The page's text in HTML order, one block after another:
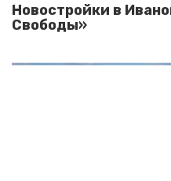
Новостройки в
Свободы»